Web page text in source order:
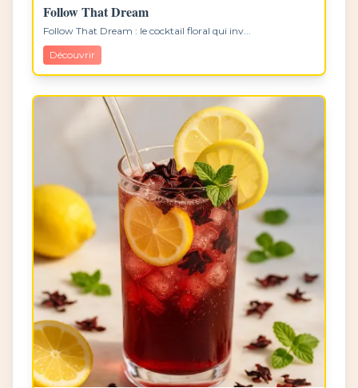
Follow That Dream
Follow That Dream : le cocktail floral qui inv...
Découvrir